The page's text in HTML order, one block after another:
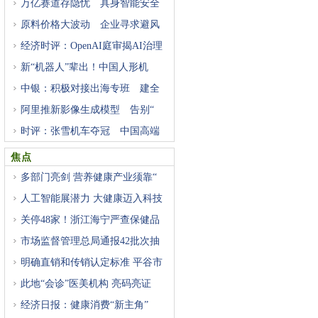
万亿赛道存隐忧 具身智能安全
原料价格大波动 企业寻求避风
经济时评：OpenAI庭审揭AI治理
新“机器人”辈出！中国人形机
中银：积极对接出海专班 建全
阿里推新影像生成模型 告别“
时评：张雪机车夺冠 中国高端
焦点
多部门亮剑 营养健康产业须靠“
人工智能展潜力 大健康迈入科技
关停48家！浙江海宁严查保健品
市场监督管理总局通报42批次抽
明确直销和传销认定标准 平谷市
此地“会诊”医美机构 亮码亮证
经济日报：健康消费“新主角”